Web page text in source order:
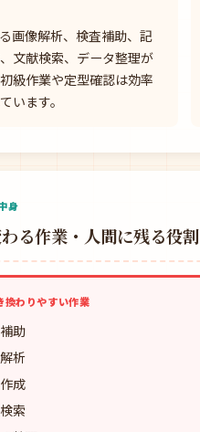
画像解析、検査補助、記
文献検索、データ整理が
級作業や定型確認は効率
います。
身
る作業・人間に残る役割
換わりやすい作業
助
析
成
索